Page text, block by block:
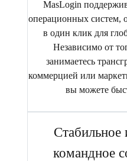
MasLogin
операционных систем,
в один клик для
Независимо от
занимаетесь
коммерцией или
вы можете
Стабильное
командное